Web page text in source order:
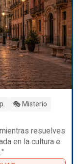
🎭 Misterio
resuelves
en la cultura e